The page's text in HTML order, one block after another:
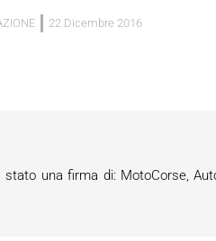
22 Dicembre 2016
una firma di: MotoCorse,